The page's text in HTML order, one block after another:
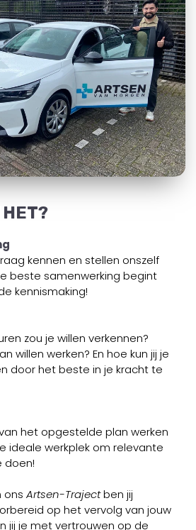
HET?
kennen en stellen onszelf
beste samenwerking begint
kennismaking!
zou je willen verkennen?
willen werken? En hoe kun jij je
door het beste in je kracht te
het opgestelde plan werken
ideale werkplek om relevante
doen!
ons Artsen-Trajectben jij
op het vervolg van jouw
jij je met vertrouwen op de